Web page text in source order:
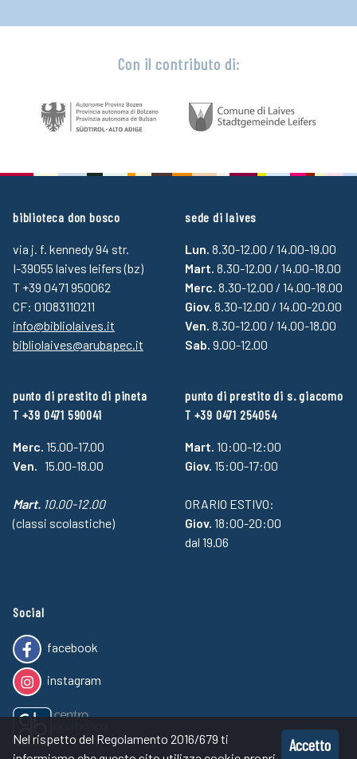
Con il contributo di:
biblioteca don bosco
via j. f. kennedy 94 str.
I-39055 laives leifers (bz)
T +39 0471 950062
CF: 01083110211
info@bibliolaives.it
bibliolaives@arubapec.it
sede di laives
Lun. 8.30-12.00 / 14.00-19.00
Mart. 8.30-12.00 / 14.00-18.00
Merc. 8.30-12.00 / 14.00-18.00
Giov. 8.30-12.00 / 14.00-20.00
Ven. 8.30-12.00 / 14.00-18.00
Sab. 9.00-12.00
punto di prestito di pineta
T +39 0471 590041
Merc. 15.00-17.00
Ven.
15.00-18.00
Mart. 10.00-12.00
(classi scolastiche)
punto di prestito di s. giacomo
T +39 0471 254054
Mart. 10:00-12:00
Giov. 15:00-17:00
ORARIO ESTIVO:
Giov. 18:00-20:00
dal 19.06
Social
facebook
instagram
Accetto
Nel rispetto del Regolamento 2016/679 ti